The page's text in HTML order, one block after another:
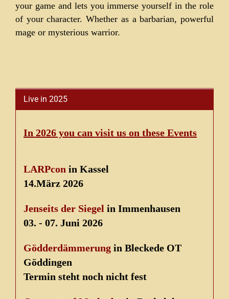
your game and lets you immerse yourself in the role
of your character. Whether as a barbarian, powerful
mage or mysterious warrior.
Live in 2025
In 2026 you can visit us on these Events
LARPcon in Kassel
14.März 2026
Jenseits der Siegel in Immenhausen
03. - 07. Juni 2026
Gödderdämmerung in Bleckede OT
Göddingen
Termin steht noch nicht fest